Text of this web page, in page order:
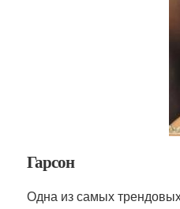
Гарсон
Одна из самых